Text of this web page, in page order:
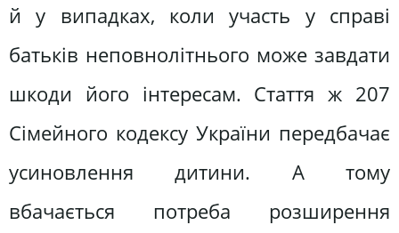
й у випадках, коли участь у справі
батьків неповнолітнього може завдати
шкоди його інтересам. Стаття ж 207
Сімейного кодексу України передбачає
усиновлення дитини. А тому
вбачається потреба розширення